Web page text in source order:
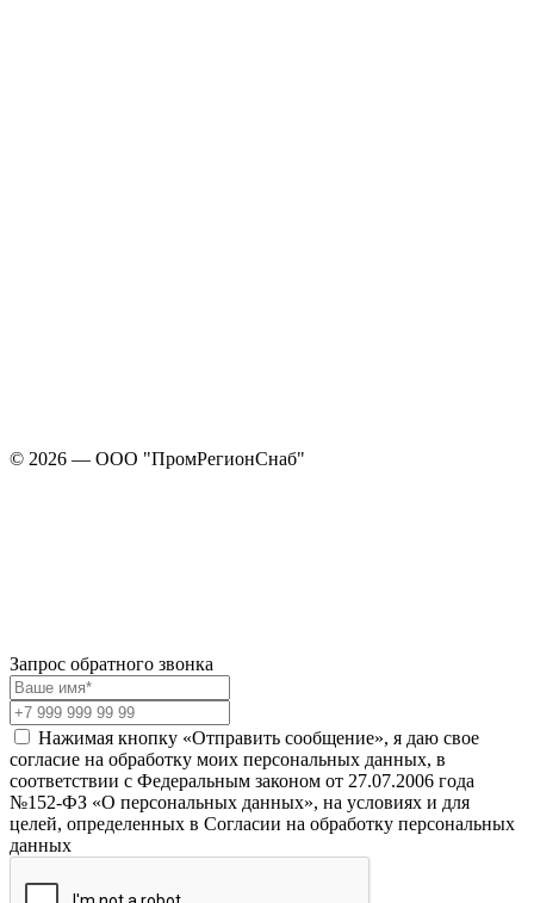
© 2026 — ООО "ПромРегионСнаб"
Запрос обратного звонка
Нажимая кнопку «Отправить сообщение», я даю свое
согласие на обработку моих персональных данных, в
соответствии с Федеральным законом от 27.07.2006 года
№152-ФЗ «О персональных данных», на условиях и для
целей, определенных в Согласии на обработку персональных
данных